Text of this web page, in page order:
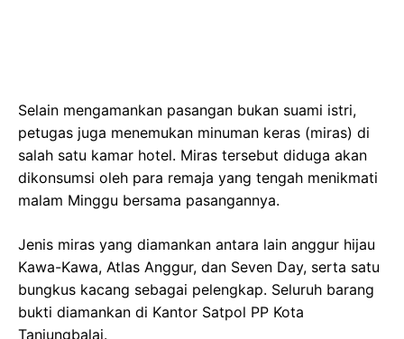
Selain mengamankan pasangan bukan suami istri,
petugas juga menemukan minuman keras (miras) di
salah satu kamar hotel. Miras tersebut diduga akan
dikonsumsi oleh para remaja yang tengah menikmati
malam Minggu bersama pasangannya.
Jenis miras yang diamankan antara lain anggur hijau
Kawa-Kawa, Atlas Anggur, dan Seven Day, serta satu
bungkus kacang sebagai pelengkap. Seluruh barang
bukti diamankan di Kantor Satpol PP Kota
Tanjungbalai.